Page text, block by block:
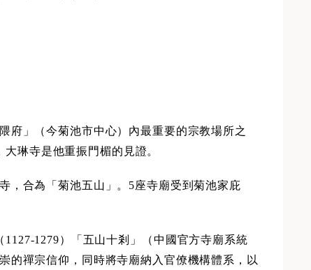
」（今菊池市中心）內最重要的宗教場所之
琳寺是他重振門楣的見證。
，合為「菊池五山」。5座寺廟受到菊池家庇
1279）「五山十剎」（中國官方寺廟系統
的禪宗信仰，同時將寺廟納入官僚機構體系，以